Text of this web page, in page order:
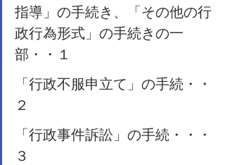
指導」の手続き、「その他の行
政行為形式」の手続きの一
部・・１
「行政不服申立て」の手続・・
２
「行政事件訴訟」の手続・・・
３